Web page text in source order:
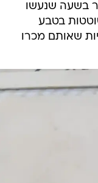
בשעה שנעשו
בטבע
שאותם מכרו